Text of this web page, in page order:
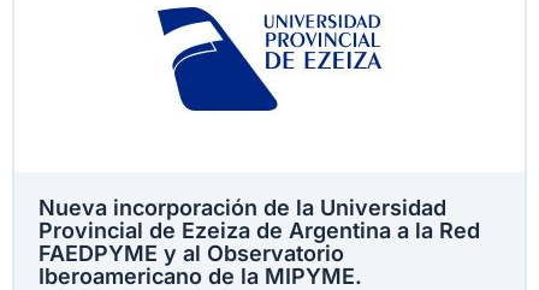
Nueva incorporación de la Universidad
Provincial de Ezeiza de Argentina a la Red
FAEDPYME y al Observatorio
Iberoamericano de la MIPYME.